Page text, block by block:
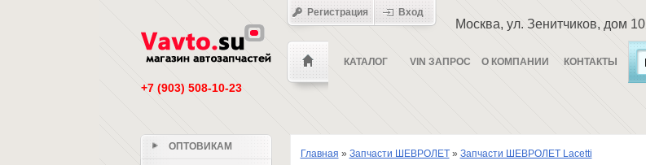
+7 (903) 508-10-23
КАТАЛОГ VIN ЗАПРОС О КОМПАНИИ КОНТАКТЫ
Регистрация Вход
Москва, ул. Зенитчиков, дом 10
Главная » Запчасти ШЕВРОЛЕТ» Запчасти ШЕВРОЛЕТ Lacetti
ОПТОВИКАМ